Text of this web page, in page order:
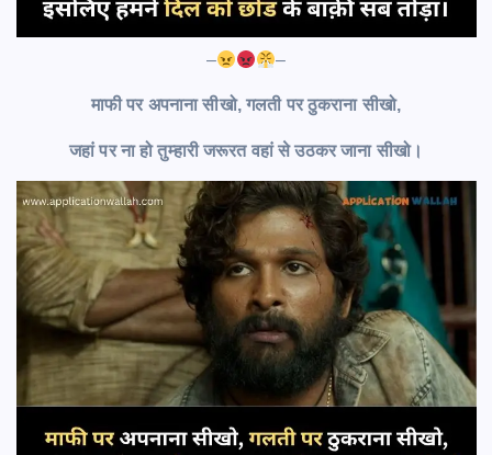
– –
माफी पर अपनाना सीखो, गलती पर ठुकराना सीखो,
जहां पर ना हो तुम्हारी जरूरत वहां से उठकर जाना सीखो।